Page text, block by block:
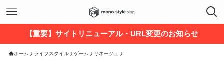
【重要】サイトリニューアル・URL変更のお知らせ
ホーム ライフスタイル ゲーム リネージュ